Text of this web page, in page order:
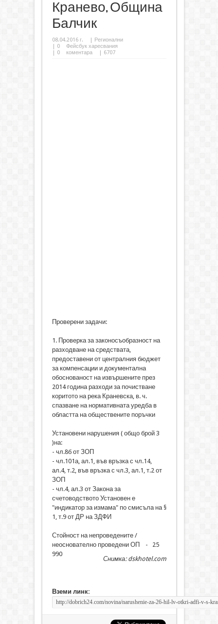
Кранево, Община
Балчик
08.04.2016 г.
Регионални
0
Фейсбук харесвания
0 коментара | 6707
Проверени задачи:
1. Проверка за законосъобразност на
разходване на средствата,
предоставени от централния бюджет
за компенсации и документална
обоснованост на извършените през
2014 година разходи за почистване
коритото на река Краневска, в. ч.
спазване на нормативната уредба в
областта на обществените поръчки
Установени нарушения ( общо брой 3
)на:
- чл.8б от ЗОП
- чл.101а, ал.1, във връзка с чл.14,
ал.4, т.2, във връзка с чл.3, ал.1, т.2 от
ЗОП
- чл.4, ал.3 от Закона за
счетоводството Установен е
"индикатор за измама" по смисъла на §
1, т.9 от ДР на ЗДФИ
Стойност на непроведените /
неоснователно проведени ОП - 25
990
Снимка: dskhotel.com
Вземи линк: